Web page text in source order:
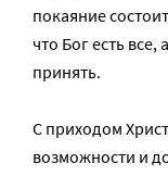
покаяние
что Бог есть все,
принять.
С приходом
возможности и